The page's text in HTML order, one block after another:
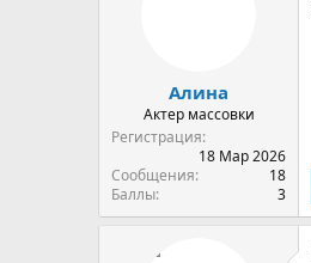
Алина
Актер массовки
Регистрация
18 Мар 2026
Сообщения
18
Баллы
3